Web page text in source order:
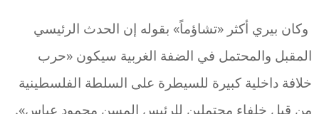
وكان بيري أكثر «تشاؤماً» بقوله إن الحدث الرئيسي
المقبل والمحتمل في الضفة الغربية سيكون «حرب
خلافة داخلية كبيرة للسيطرة على السلطة الفلسطينية
من قبل خلفاء محتملين للرئيس المسن محمود عباس».